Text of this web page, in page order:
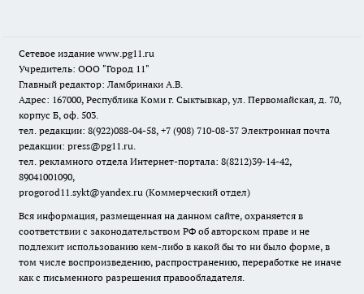
Сетевое издание www.pg11.ru
Учредитель: ООО "Город 11"
Главный редактор: Ламбринаки А.В.
Адрес: 167000, Республика Коми г. Сыктывкар, ул. Первомайская, д. 70,
корпус Б, оф. 503.
тел. редакции: 8(922)088-04-58, +7 (908) 710-08-37 Электронная почта
редакции: press@pg11.ru.
тел. рекламного отдела Интернет-портала: 8(8212)39-14-42,
89041001090,
progorod11.sykt@yandex.ru (Коммерческий отдел)
Вся информация, размещенная на данном сайте, охраняется в
соответствии с законодательством РФ об авторском праве и не
подлежит использованию кем-либо в какой бы то ни было форме, в
том числе воспроизведению, распространению, переработке не иначе
как с письменного разрешения правообладателя.